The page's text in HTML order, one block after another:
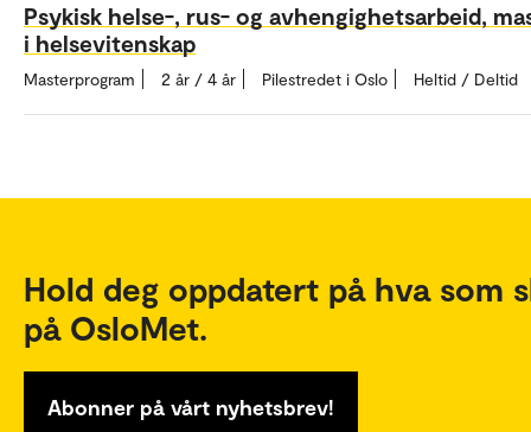
Psykisk helse-, rus- og avhengighetsarbeid,
i helsevitenskap
Masterprogram 2 år / 4 år Pilestredet i Oslo Heltid / Deltid
Hold deg oppdatert på hva som
på OsloMet.
Abonner på vårt nyhetsbrev!